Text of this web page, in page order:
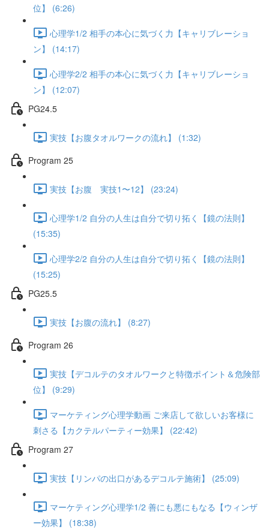
位】 (6:26)
心理学1/2 相手の本心に気づく力【キャリブレーショ
ン】 (14:17)
心理学2/2 相手の本心に気づく力【キャリブレーショ
ン】 (12:07)
PG24.5
実技【お腹タオルワークの流れ】 (1:32)
Program 25
実技【お腹 実技1〜12】 (23:24)
心理学1/2 自分の人生は自分で切り拓く【鏡の法則】
(15:35)
心理学2/2 自分の人生は自分で切り拓く【鏡の法則】
(15:25)
PG25.5
実技【お腹の流れ】 (8:27)
Program 26
実技【デコルテのタオルワークと特徴ポイント＆危険部
位】 (9:29)
マーケティング心理学動画 ご来店して欲しいお客様に
刺さる【カクテルパーティー効果】 (22:42)
Program 27
実技【リンパの出口があるデコルテ施術】 (25:09)
マーケティング心理学1/2 善にも悪にもなる【ウィンザ
ー効果】 (18:38)